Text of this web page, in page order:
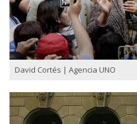
David Cortés | Agencia UNO